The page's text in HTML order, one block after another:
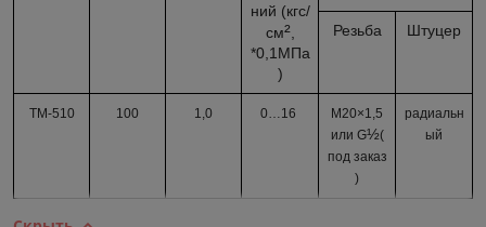
ний (кгс/
см²,
*0,1МПа
)
Резьба Штуцер
ТМ-510 100 1,0 0… 16
М20×1,5
или G½(
под заказ
)
радиальн
ый